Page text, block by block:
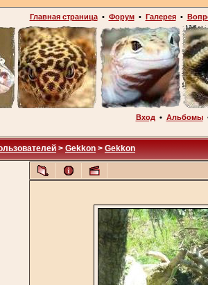
Главная страница• Форум• Галерея•
Вход • Альбомы
> Gekkon > Gekkon